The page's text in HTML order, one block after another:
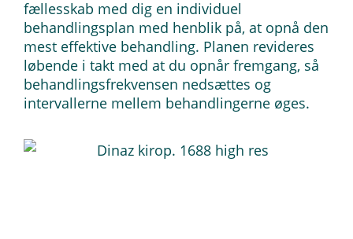
fællesskab med dig en individuel
behandlingsplan med henblik på, at opnå den
mest effektive behandling. Planen revideres
løbende i takt med at du opnår fremgang, så
behandlingsfrekvensen nedsættes og
intervallerne mellem behandlingerne øges.